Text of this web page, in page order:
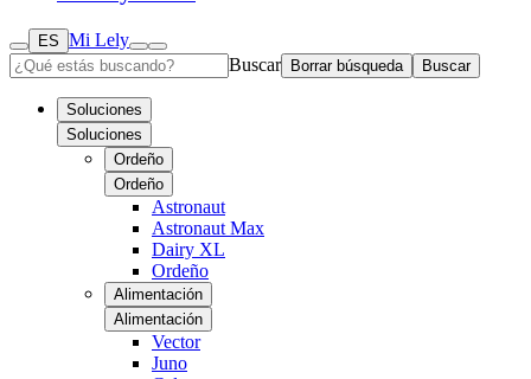
ES Mi Lely
Buscar
Borrar búsqueda Buscar
Soluciones
Soluciones
Ordeño
Ordeño
Astronaut
Astronaut Max
Dairy XL
Ordeño
Alimentación
Alimentación
Vector
Juno